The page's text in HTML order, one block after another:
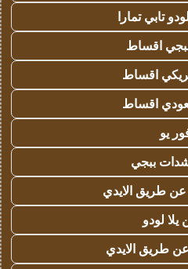
تابي تمارا
اقساط
اقساط
اقساط
يو
ببجي
طريق الايدي
لودو
طريق الايدي